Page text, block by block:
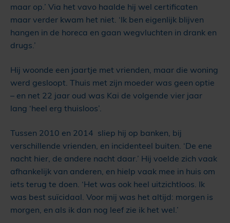
maar op.’ Via het vavo haalde hij wel certificaten
maar verder kwam het niet. ‘Ik ben eigenlijk blijven
hangen in de horeca en gaan wegvluchten in drank en
drugs.’
Hij woonde een jaartje met vrienden, maar die woning
werd gesloopt. Thuis met zijn moeder was geen optie
– en net 22 jaar oud was Kai de volgende vier jaar
lang ‘heel erg thuisloos’.
Tussen 2010 en 2014 sliep hij op banken, bij
verschillende vrienden, en incidenteel buiten. ‘De ene
nacht hier, de andere nacht daar.’ Hij voelde zich vaak
afhankelijk van anderen, en hielp vaak mee in huis om
iets terug te doen. ‘Het was ook heel uitzichtloos. Ik
was best suïcidaal. Voor mij was het altijd: morgen is
morgen, en als ik dan nog leef zie ik het wel.’